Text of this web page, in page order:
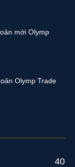
mới Olymp
Olymp Trade
40